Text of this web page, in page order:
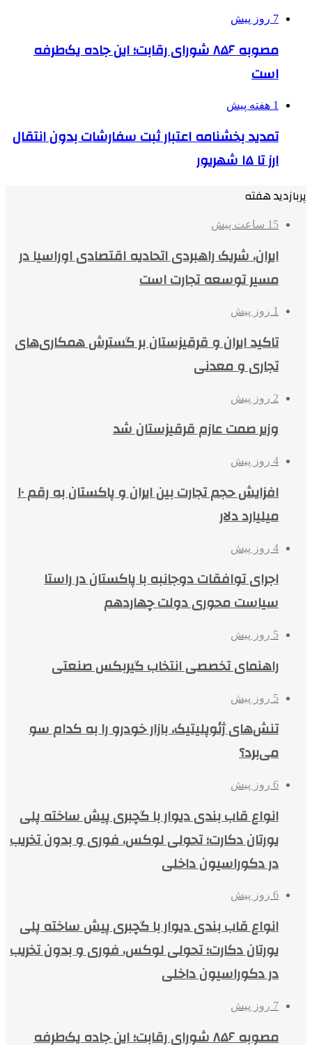
7 روز پیش
مصوبه ۸۵۶ شورای رقابت؛ این جاده یک‌طرفه
است
1 هفته پیش
تمدید بخشنامه اعتبار ثبت سفارشات بدون انتقال
ارز تا ۱۵ شهریور
پربازدید هفته
15 ساعت پیش
ایران، شریک راهبردی اتحادیه اقتصادی اوراسیا در
مسیر توسعه تجارت است
1 روز پیش
تاکید ایران و قرقیزستان بر گسترش همکاری‌های
تجاری و معدنی
2 روز پیش
وزیر صمت عازم قرقیزستان شد
4 روز پیش
افزایش حجم تجارت بین ایران و پاکستان به رقم ۱۰
میلیارد دلار
4 روز پیش
اجرای توافقات دوجانبه با پاکستان در راستا
سیاست محوری دولت چهاردهم
5 روز پیش
راهنمای تخصصی انتخاب گیربکس صنعتی
5 روز پیش
تنش‌های ژئوپلیتیک، بازار خودرو را به کدام سو
می‌برد؟
6 روز پیش
انواع قاب بندی دیوار با گچبری پیش ساخته پلی
یورتان دکارت؛ تحولی لوکس، فوری و بدون تخریب
در دکوراسیون داخلی
6 روز پیش
انواع قاب بندی دیوار با گچبری پیش ساخته پلی
یورتان دکارت؛ تحولی لوکس، فوری و بدون تخریب
در دکوراسیون داخلی
7 روز پیش
مصوبه ۸۵۶ شورای رقابت؛ این جاده یک‌طرفه